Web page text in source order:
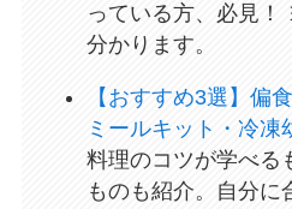
っている方、必見！
分かります。
【おすすめ3選】偏
ミールキット・冷凍
料理のコツが学べる
ものも紹介。自分に